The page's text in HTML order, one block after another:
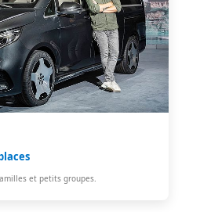
et petits groupes.